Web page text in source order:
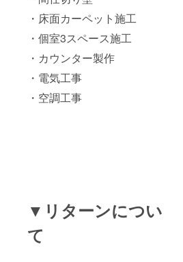
・床面カーペット施工
・個室3スペース施工
・カウンター製作
・電気工事
・空調工事
▼リターンについ
て